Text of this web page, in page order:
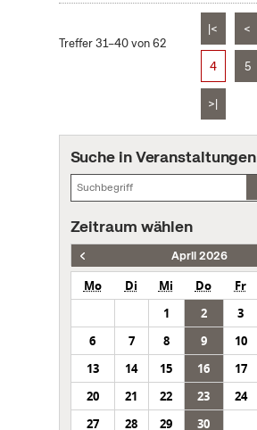
Treffer 31–40 von 62
|< <
4 5
>|
Suche in Veranstaltungen
Zeitraum wählen
April 2026
Mo Di Mi Do Fr
1
2 3
6
7 8 9 10
13
14 15 16 17
20
21 22 23 24
27
28 29 30